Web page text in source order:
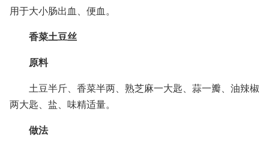
用于大小肠出血、便血。
香菜土豆丝
原料
土豆半斤、香菜半两、熟芝麻一大匙、蒜一瓣、油辣椒
两大匙、盐、味精适量。
做法